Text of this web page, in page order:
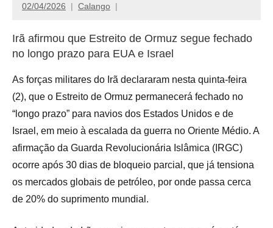
02/04/2026 Calango
Irã afirmou que Estreito de Ormuz segue fechado
no longo prazo para EUA e Israel
As forças militares do Irã declararam nesta quinta-feira
(2), que o Estreito de Ormuz permanecerá fechado no
“longo prazo” para navios dos Estados Unidos e de
Israel, em meio à escalada da guerra no Oriente Médio. A
afirmação da Guarda Revolucionária Islâmica (IRGC)
ocorre após 30 dias de bloqueio parcial, que já tensiona
os mercados globais de petróleo, por onde passa cerca
de 20% do suprimento mundial.